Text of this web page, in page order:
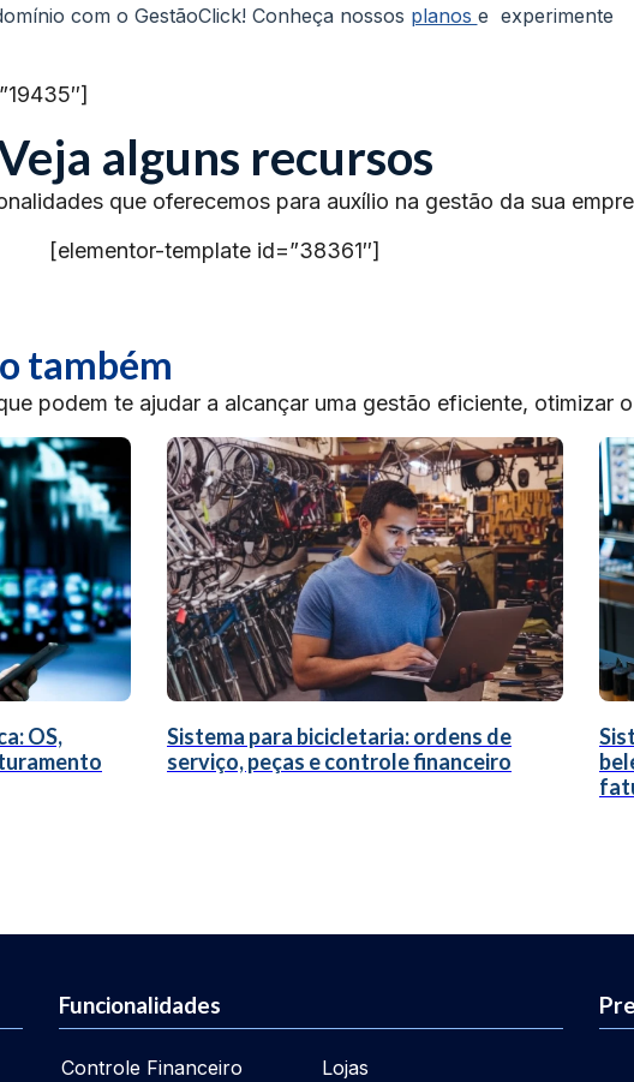
com o GestãoClick! Conheça nossos planos e experimente
alguns recursos
que oferecemos para auxílio na gestão da sua
[elementor-template id=”38361″]
também
podem te ajudar a alcançar uma gestão eficiente, otimizar
OS,
Sistema para bicicletaria: ordens de
serviço, peças e controle financeiro
Funcionalidades
Controle Financeiro Lojas